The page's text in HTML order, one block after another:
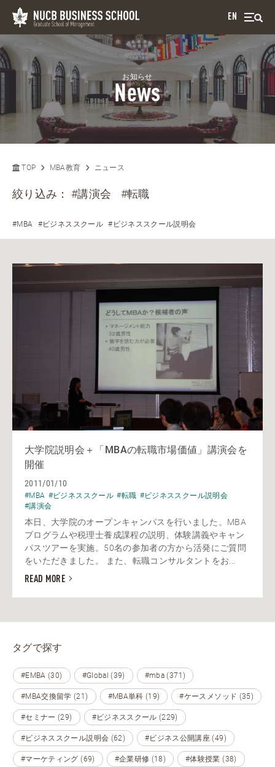
EN
お知らせ
News
TOP MBA教育 ニュース
絞り込み：#講演会 #転職
#MBA #ビジネススクール #ビジネススクール説明会
大学院説明会＋「MBAの転職市場価値」講演会を
開催
2011/01/10
#MBA #ビジネススクール #転職 #ビジネススクール説明会
#講演会
本日、大学院のオープンキャンパスを行いました。MBA
プログラムや税理士養成課程の説明、体験講義やキャン
パスツアーを実施。50名の参加者の方から活発にご質問
をいただきました。 また、転職コンサルタントをお...
READ MORE
タグで探す
#EMBA (30) #Global (39) #mba (371)
#MBA交換留学 (21) #MBA単科 (19) #ケースメソッド (35)
#セミナー (29) #ビジネススクール (229)
#ビジネススクール説明会 (62) #ビジネス公開講座 (49)
#マーケティング (69) #企業研修 (18) #体験授業 (38)